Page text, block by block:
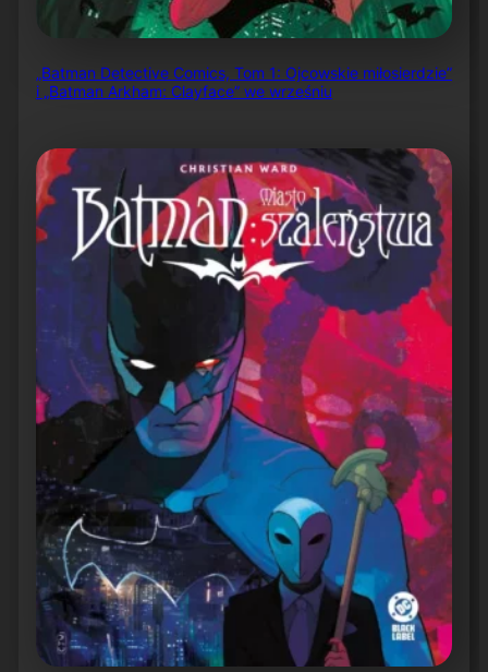
„Batman Detective Comics, Tom 1: Ojcowskie miłosierdzie”
i „Batman Arkham: Clayface” we wrześniu